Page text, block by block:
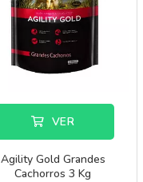
VER
Agility Gold Grandes
Cachorros 3 Kg